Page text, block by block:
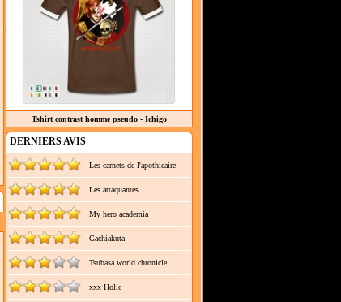
Tshirt contrast homme pseudo - Ichigo
DERNIERS AVIS
Les carnets de l'apothicaire
Les attaquantes
My hero academia
Gachiakuta
Tsubasa world chronicle
xxx Holic